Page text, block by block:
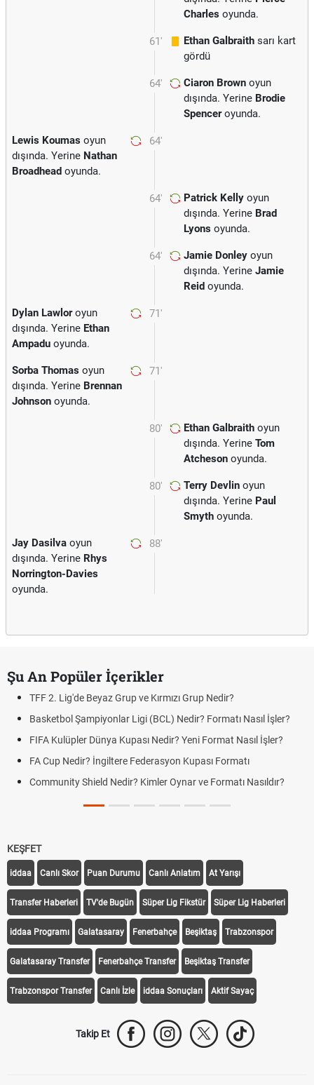
Charles oyunda.
61' Ethan Galbraith sarı kart
gördü
64' Ciaron Brown oyun
dışında. Yerine Brodie
Spenceroyunda.
64'
Lewis Koumas oyun
dışında. Yerine Nathan
Broadhead oyunda.
64' Patrick Kelly oyun
dışında. Yerine Brad
Lyons oyunda.
64' Jamie Donley oyun
dışında. Yerine Jamie
Reid oyunda.
71'
Dylan Lawloroyun
dışında. Yerine Ethan
Ampadu oyunda.
71'
Sorba Thomas oyun
dışında. Yerine Brennan
Johnson oyunda.
80' Ethan Galbraith oyun
dışında. Yerine Tom
Atcheson oyunda.
80' Terry Devlin oyun
dışında. Yerine Paul
Smyth oyunda.
88'
Jay Dasilva oyun
dışında. Yerine Rhys
Norrington-Davies
oyunda.
Şu An Popüler İçerikler
TFF 2. Lig'de Beyaz Grup ve Kırmızı Grup Nedir?
Basketbol Şampiyonlar Ligi (BCL) Nedir? Formatı Nasıl İşler?
FIFA Kulüpler Dünya Kupası Nedir? Yeni Format Nasıl İşler?
FA Cup Nedir? İngiltere Federasyon Kupası Formatı
Community Shield Nedir? Kimler Oynar ve Formatı Nasıldır?
KEŞFET
iddaa Canlı Skor Puan Durumu Canlı Anlatım At Yarışı
Transfer Haberleri TV'de Bugün Süper Lig Fikstür Süper Lig Haberleri
iddaa Programı Galatasaray Fenerbahçe Beşiktaş Trabzonspor
Galatasaray Transfer Fenerbahçe Transfer Beşiktaş Transfer
Trabzonspor Transfer Canlı İzle iddaa Sonuçları Aktif Sayaç
Takip Et